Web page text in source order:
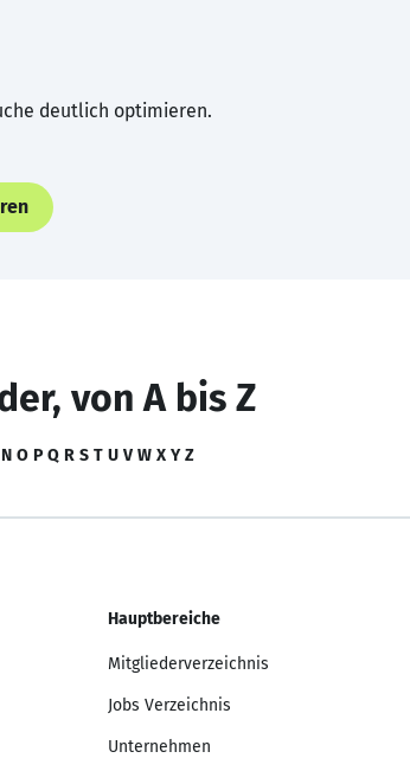
deutlich optimieren.
von A bis Z
N O P Q R S T U V W X Y Z
Hauptbereiche
Mitgliederverzeichnis
Jobs Verzeichnis
Unternehmen